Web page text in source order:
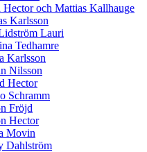
Hector och Mattias Kallhauge
Karlsson
Lauri
Tedhamre
Karlsson
Nilsson
Hector
Schramm
Fröjd
Hector
Movin
Dahlström